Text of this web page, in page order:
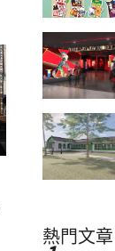
熱門文章